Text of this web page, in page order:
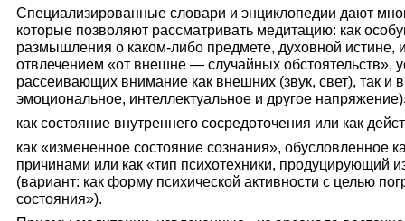
Специализированные словари и энциклопедии дают
которые позволяют рассматривать медитацию: как
размышления о каком-либо предмете, духовной истине,
отвлечением «от внешне — случайных обстоятельств»,
рассеивающих внимание как внешних (звук, свет), так и
эмоциональное, интеллектуальное и другое
как состояние внутреннего сосредоточения или как
как «измененное состояние сознания», обусловленное
причинами или как «тип психотехники, продуцирующий
(вариант: как форму психической активности с целью
состояния»).